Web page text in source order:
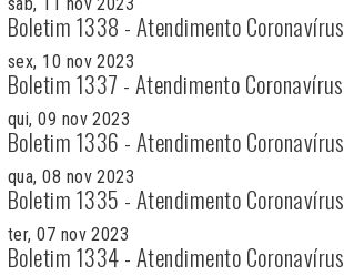
sab, 11 nov 2023
Boletim 1338 - Atendimento Coronavírus
sex, 10 nov 2023
Boletim 1337 - Atendimento Coronavírus
qui, 09 nov 2023
Boletim 1336 - Atendimento Coronavírus
qua, 08 nov 2023
Boletim 1335 - Atendimento Coronavírus
ter, 07 nov 2023
Boletim 1334 - Atendimento Coronavírus